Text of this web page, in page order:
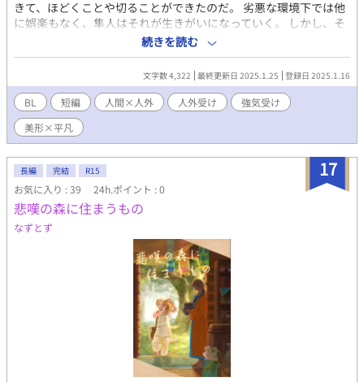
は回避をお願いいたします。 「小説家になろう」にても同時連
載。
きて、ほどくことや切ることができたのだ。 劣悪な環境下では他
に娯楽もなく、隼人はそれが生きがいになっていく。 しかし、そ
んなときに出会ったのは――？ 攻め 咲峰隼人(さきみねはやと) 美
しい見た目とは裏腹に、常に暴言しか吐かないくらい誰かを褒め
ることはない。 劣悪な過去により、性格や性質がねじ曲がってし
まった。 舞台の役者であり、様々な人を虜にしている。本人にと
ってはただの街灯に集るハエ、というようなものであり、全く意
識をしていない。 人の縁の糸をとくことができるのだが……？ 受
け 伊月或(いつきある) 見た目は平凡な少年だが、実は赤い糸を司
る精霊であり、神様。 人の縁全般にも及び、この世界を静かに見
守っている。 舞台の脇役だが、徐々に頭角を現すとされている天
才肌。 人外の姿を取るときは、白い髪に白い瞳、装束はひらひら
とした白い服。 本人曰く、「誰かに染まる時は何色か楽しみ」と
いう考え。
続きを読む
文字数 4,322 最終更新日 2025.1.25 登録日 2025.1.16
BL 短編 人間×人外 人外受け
強気受け
美形×平凡
17
長編 完結 R15
お気に入り : 39 24h.ポイント : 0
悲嘆の森に住まうもの
なずとず